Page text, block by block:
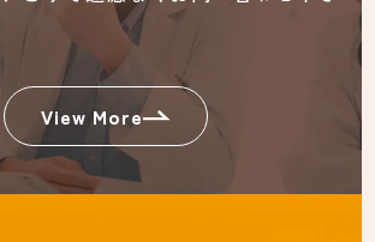
View More